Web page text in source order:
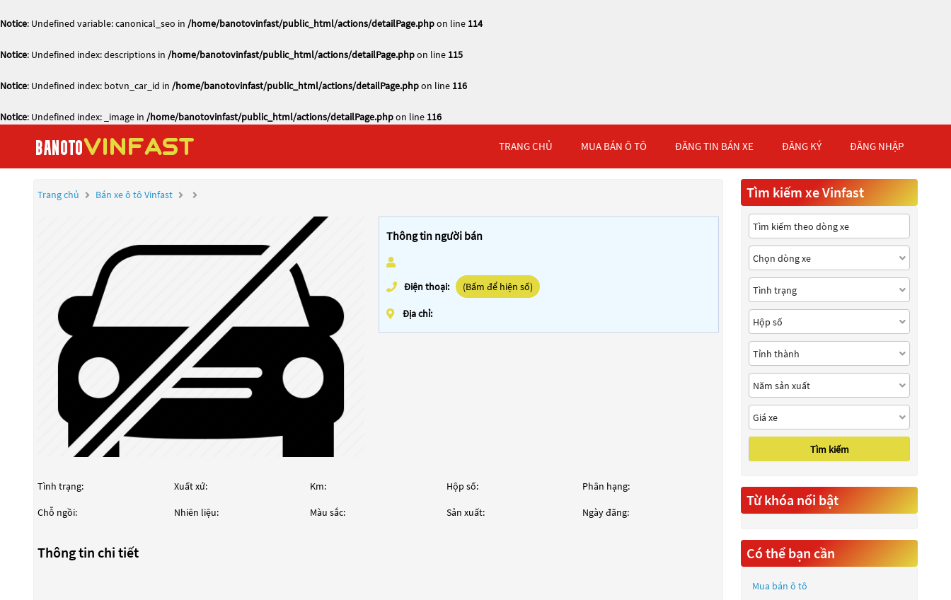
Notice: Undefined variable: canonical_seo in /home/banotovinfast/public_html/actions/detailPage.phpon line 114
Notice: Undefined index: descriptions in /home/banotovinfast/public_html/actions/detailPage.phpon line 115
Notice: Undefined index: botvn_car_id in /home/banotovinfast/public_html/actions/detailPage.phpon line 116
Notice: Undefined index: _image in /home/banotovinfast/public_html/actions/detailPage.phpon line 116
TRANG CHỦ MUA BÁN Ô TÔ ĐĂNG TIN BÁN XE ĐĂNG KÝ ĐĂNG NHẬP
Trang chủ Bán xe ô tô Vinfast
Thông tin người bán
Điện thoại: (Bấm để hiện số)
Địa chỉ:
Tình trạng: Xuất xứ: Km: Hộp số: Phân hạng:
Chỗ ngồi: Nhiên liệu: Màu sắc: Sản xuất: Ngày đăng:
Thông tin chi tiết
Tìm kiếm xe Vinfast
Tìm kiếm
Từ khóa nổi bật
Có thể bạn cần
Mua bán ô tô